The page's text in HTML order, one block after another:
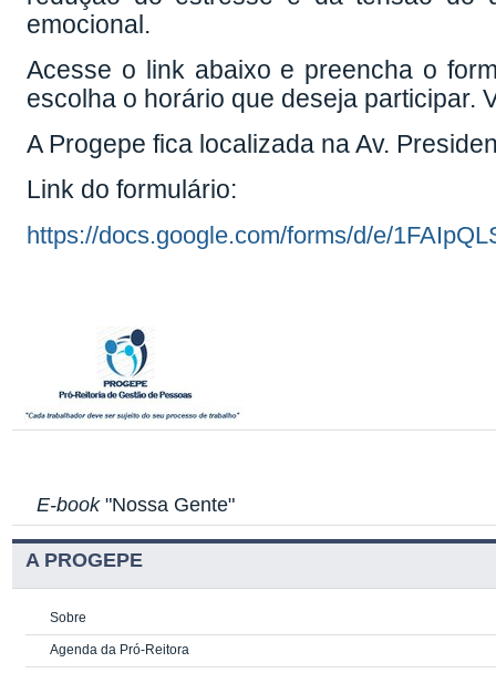
emocional.
Acesse o link abaixo e preencha o
escolha o horário que deseja participar.
A Progepe fica localizada na Av.
Link do formulário:
https://docs.google.com/forms/d/e/
E-book"Nossa Gente"
A PROGEPE
Sobre
Agenda da Pró-Reitora